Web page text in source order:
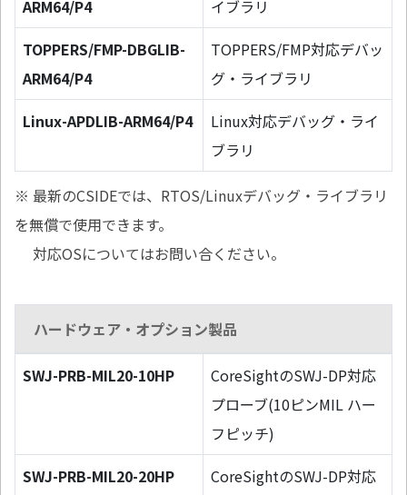
ARM64/P4
イブラリ
TOPPERS/FMP-DBGLIB-
ARM64/P4
TOPPERS/FMP対応デバッ
グ・ライブラリ
Linux-APDLIB-ARM64/P4
Linux対応デバッグ・ライ
ブラリ
※ 最新のCSIDEでは、RTOS/Linuxデバッグ・ライブラリ
を無償で使用できます。
対応OSについてはお問い合ください。
ハードウェア・オプション製品
SWJ-PRB-MIL20-10HP
CoreSightのSWJ-DP対応
プローブ(10ピンMIL ハー
フピッチ)
SWJ-PRB-MIL20-20HP
CoreSightのSWJ-DP対応